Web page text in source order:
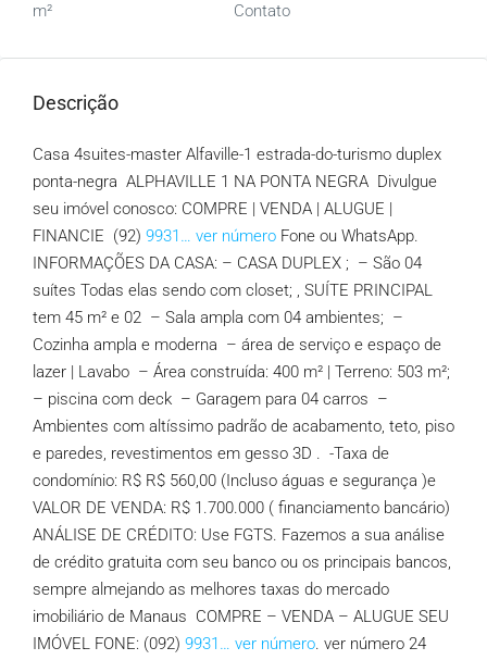
m² Contato
Descrição
Casa 4suites-master Alfaville-1 estrada-do-turismo duplex
ponta-negra ALPHAVILLE 1 NA PONTA NEGRA Divulgue
seu imóvel conosco: COMPRE | VENDA | ALUGUE |
FINANCIE (92) 9931… ver número Fone ou WhatsApp.
INFORMAÇÕES DA CASA: – CASA DUPLEX ; – São 04
suítes Todas elas sendo com closet; , SUÍTE PRINCIPAL
tem 45 m² e 02 – Sala ampla com 04 ambientes; –
Cozinha ampla e moderna – área de serviço e espaço de
lazer | Lavabo – Área construída: 400 m² | Terreno: 503 m²;
– piscina com deck – Garagem para 04 carros –
Ambientes com altíssimo padrão de acabamento, teto, piso
e paredes, revestimentos em gesso 3D . -Taxa de
condomínio: R$ R$ 560,00 (Incluso águas e segurança )e
VALOR DE VENDA: R$ 1.700.000 ( financiamento bancário)
ANÁLISE DE CRÉDITO: Use FGTS. Fazemos a sua análise
de crédito gratuita com seu banco ou os principais bancos,
sempre almejando as melhores taxas do mercado
imobiliário de Manaus COMPRE – VENDA – ALUGUE SEU
IMÓVEL FONE: (092) 9931… ver número. ver número 24